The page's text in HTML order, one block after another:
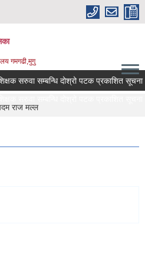
गमगढी,मुगु
सरुवा सम्बन्धि दोश्रो पटक प्रकाशित सूचना ।
राज मल्ल